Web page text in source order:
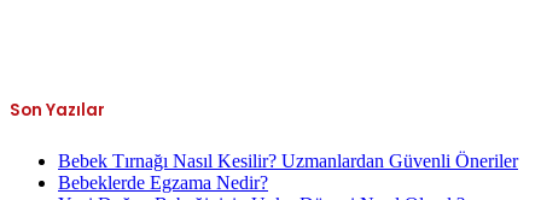
Son Yazılar
Bebek Tırnağı Nasıl Kesilir? Uzmanlardan Güvenli Öneriler
Bebeklerde Egzama Nedir?